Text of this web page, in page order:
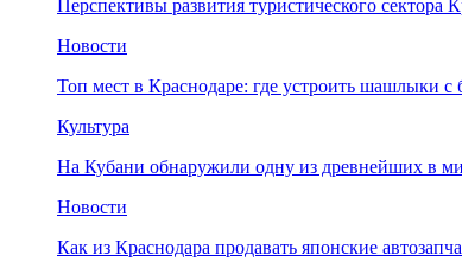
Перспективы развития туристического сектора
Новости
Топ мест в Краснодаре: где устроить шашлыки с
Культура
На Кубани обнаружили одну из древнейших в
Новости
Как из Краснодара продавать японские